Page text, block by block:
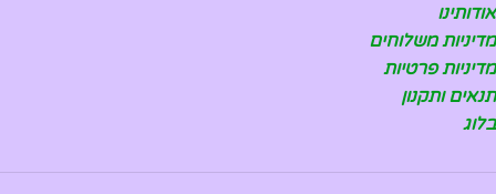
אודותינו
מדיניות משלוחים
מדיניות פרטיות
תנאים ותקנון
בלוג